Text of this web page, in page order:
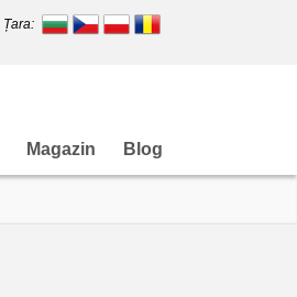
Țara:
Magazin Blog